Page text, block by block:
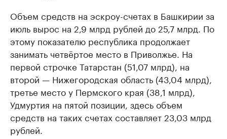
Объем средств на эскроу-счетах в Башкирии за
июль вырос на 2,9 млрд рублей до 25,7 млрд. По
этому показателю республика продолжает
занимать четвёртое место в Приволжье. На
первой строчке Татарстан (51,07 млрд), на
второй — Нижегородская область (43,04 млрд),
третье место у Пермского края (38,1 млрд),
Удмуртия на пятой позиции, здесь объем
средств на таких счетах составляет 23,03 млрд
рублей.